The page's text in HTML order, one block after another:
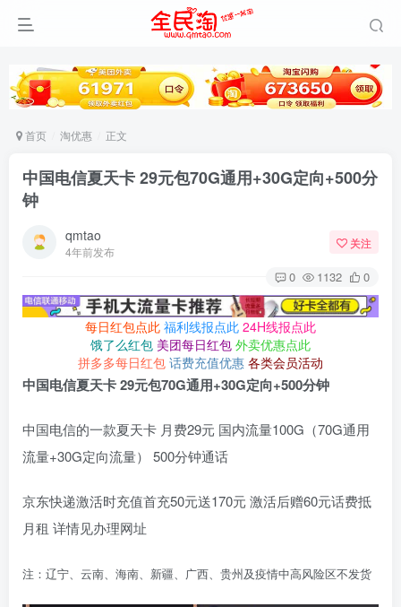
首页 淘优惠 正文
中国电信夏天卡 29元包70G通用+30G定向+500分
钟
qmtao
4年前发布
关注
0 1132 0
每日红包点此 福利线报点此 24H线报点此
饿了么红包 美团每日红包 外卖优惠点此
拼多多每日红包 话费充值优惠 各类会员活动
中国电信夏天卡 29元包70G通用+30G定向+500分钟
中国电信的一款夏天卡 月费29元 国内流量100G（70G通用
流量+30G定向流量） 500分钟通话
京东快递激活时充值首充50元送170元 激活后赠60元话费抵
月租 详情见办理网址
注：辽宁、云南、海南、新疆、广西、贵州及疫情中高风险区不发货